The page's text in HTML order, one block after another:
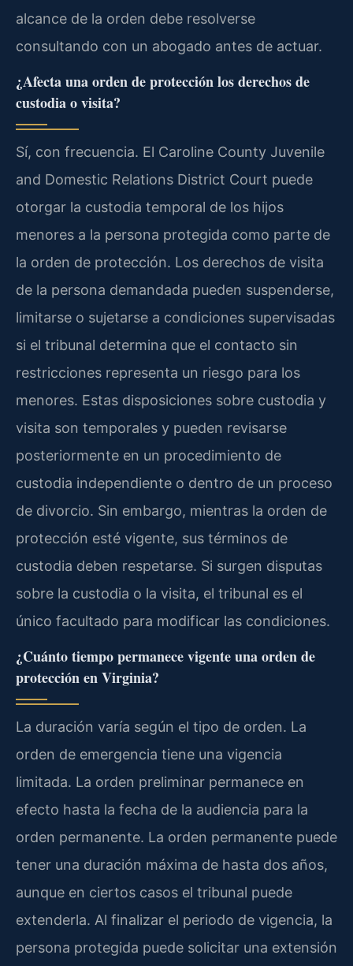
alcance de la orden debe resolverse
consultando con un abogado antes de actuar.
¿Afecta una orden de protección los derechos de
custodia o visita?
Sí, con frecuencia. El Caroline County Juvenile
and Domestic Relations District Court puede
otorgar la custodia temporal de los hijos
menores a la persona protegida como parte de
la orden de protección. Los derechos de visita
de la persona demandada pueden suspenderse,
limitarse o sujetarse a condiciones supervisadas
si el tribunal determina que el contacto sin
restricciones representa un riesgo para los
menores. Estas disposiciones sobre custodia y
visita son temporales y pueden revisarse
posteriormente en un procedimiento de
custodia independiente o dentro de un proceso
de divorcio. Sin embargo, mientras la orden de
protección esté vigente, sus términos de
custodia deben respetarse. Si surgen disputas
sobre la custodia o la visita, el tribunal es el
único facultado para modificar las condiciones.
¿Cuánto tiempo permanece vigente una orden de
protección en Virginia?
La duración varía según el tipo de orden. La
orden de emergencia tiene una vigencia
limitada. La orden preliminar permanece en
efecto hasta la fecha de la audiencia para la
orden permanente. La orden permanente puede
tener una duración máxima de hasta dos años,
aunque en ciertos casos el tribunal puede
extenderla. Al finalizar el periodo de vigencia, la
persona protegida puede solicitar una extensión